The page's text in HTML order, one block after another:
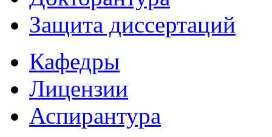
Защита диссертаций
Кафедры
Лицензии
Аспирантура